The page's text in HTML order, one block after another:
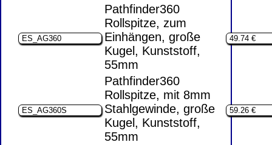
Pathfinder360
Rollspitze, zum
Einhängen, große
Kugel, Kunststoff,
55mm
Pathfinder360
Rollspitze, mit 8mm
Stahlgewinde, große
Kugel, Kunststoff,
55mm